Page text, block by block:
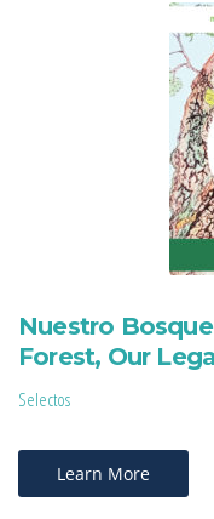
Nuestro
Forest, Our
Selectos
Learn More